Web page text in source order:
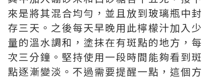
來是將其混合均勻，並且放到玻璃瓶中封
存三天。之後每天早晚用此檸檬汁加入少
量的溫水調和，塗抹在有斑點的地方，每
次三分鐘。堅持使用一段時間能夠看到斑
點逐漸變淡。不過需要提醒一點，這個方